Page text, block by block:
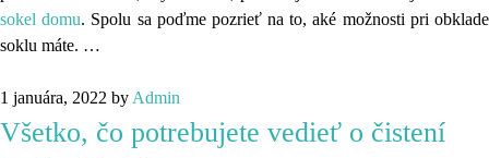
sokel domu. Spolu sa poďme pozrieť na to, aké možnosti pri obklade
soklu máte. …
1 januára, 2022 by Admin
Všetko, čo potrebujete vedieť o čistení